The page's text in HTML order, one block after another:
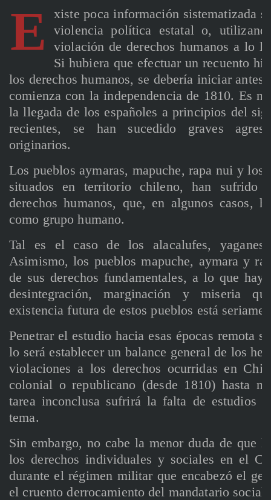
E
xiste poca información sistematizada
violencia política estatal o,
violación de derechos humanos a lo
Si hubiera que efectuar un recuento
los derechos humanos, se debería iniciar
comienza con la independencia de 1810. Es
la llegada de los españoles a principios del
recientes, se han sucedido graves
originarios.
Los pueblos aymaras, mapuche, rapa nui y los
situados en territorio chileno, han sufrido
derechos humanos, que, en algunos casos,
como grupo humano.
Tal es el caso de los alacalufes,
Asimismo, los pueblos mapuche, aymara y
de sus derechos fundamentales, a lo que
desintegración, marginación y miseria
existencia futura de estos pueblos está
Penetrar el estudio hacia esas épocas remota
lo será establecer un balance general de los
violaciones a los derechos ocurridas en
colonial o republicano (desde 1810) hasta
tarea inconclusa sufrirá la falta de estudios
tema.
Sin embargo, no cabe la menor duda de que
los derechos individuales y sociales en el
durante el régimen militar que encabezó el
el cruento derrocamiento del mandatario